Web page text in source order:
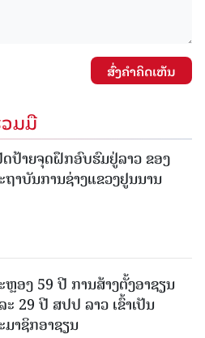
ສົ່ງຄໍາຄິດເຫັນ
ມມື
ດປ້າຍຈຸດຝຶກອົບຮົມຢູ່ລາວ ຂອງ
ຖາບັນການຊ່າງແຂວງຢູນນານ
ຫຼອງ 59 ປີ ການສ້າງຕັ້ງອາຊຽນ
ະ 29 ປີ ສປປ ລາວ ເຂົ້າເປັນ
ມາຊິກອາຊຽນ